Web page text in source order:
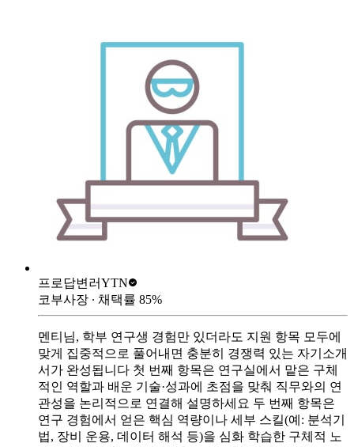
프로답변러YTN
코부사장 ∙ 채택률 85%
멘티님, 학부 연구생 경험만 있더라도 지원 항목 모두에
맞게 집중적으로 풀어내면 충분히 경쟁력 있는 자기소개
서가 완성됩니다 첫 번째 항목은 연구실에서 맡은 구체
적인 역할과 배운 기술·성과에 초점을 맞춰 직무와의 연
관성을 논리적으로 연결해 설명하세요 두 번째 항목은
연구 경험에서 얻은 핵심 역량이나 세부 스킬(예: 분석기
법, 장비 운용, 데이터 해석 등)을 심화 학습한 구체적 노